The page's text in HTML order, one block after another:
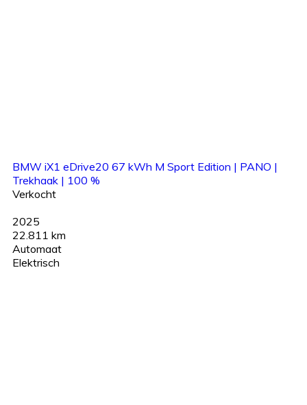
BMW iX1 eDrive20 67 kWh M Sport Edition | PANO |
Trekhaak | 100 %
Verkocht
2025
22.811 km
Automaat
Elektrisch